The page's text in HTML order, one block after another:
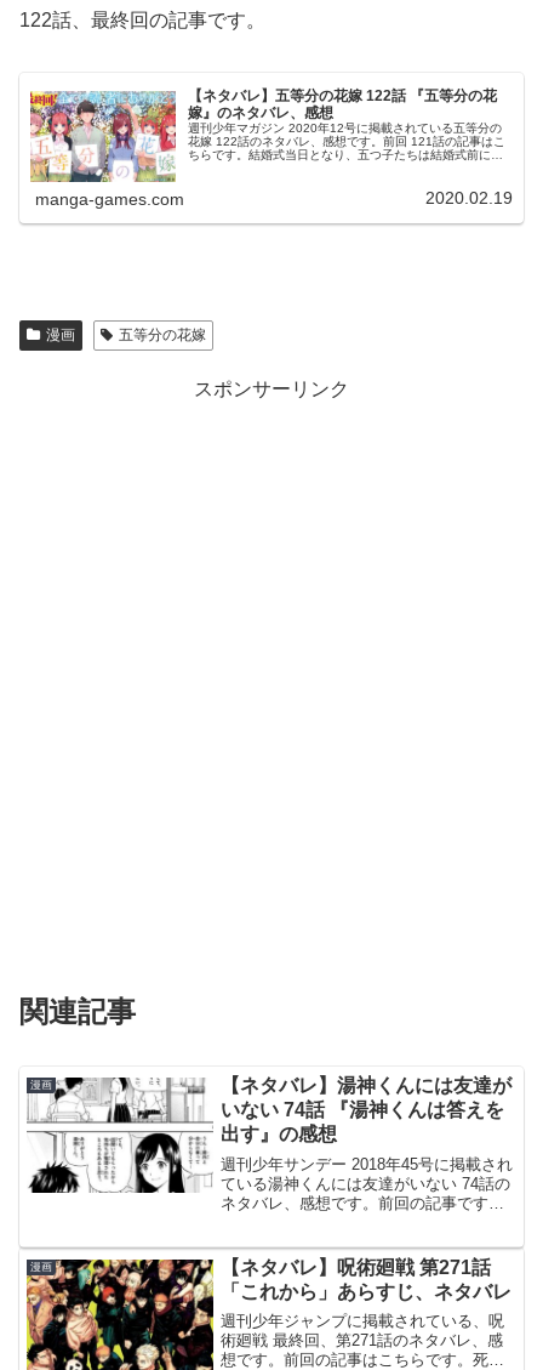
122話、最終回の記事です。
【ネタバレ】五等分の花嫁 122話 『五等分の花
嫁』のネタバレ、感想
週刊少年マガジン 2020年12号に掲載されている五等分の
花嫁 122話のネタバレ、感想です。前回 121話の記事はこ
ちらです。結婚式当日となり、五つ子たちは結婚式前に集
manga-games.com 2020.02.19
漫画 五等分の花嫁
スポンサーリンク
関連記事
漫画
【ネタバレ】湯神くんには友達が
いない 74話 『湯神くんは答えを
出す』の感想
週刊少年サンデー 2018年45号に掲載され
ている湯神くんには友達がいない 74話の
ネタバレ、感想です。前回の記事です。
って、惜しくも決勝戦で敗れる結果とな
りました。高...
漫画
【ネタバレ】呪術廻戦 第271話
「これから」あらすじ、ネタバレ
週刊少年ジャンプに掲載されている、呪
術廻戦 最終回、第271話のネタバレ、感
想です。前回の記事はこちらです。死滅